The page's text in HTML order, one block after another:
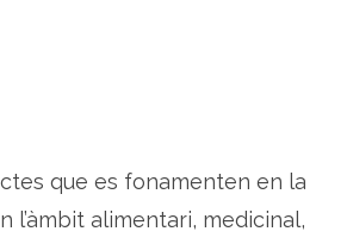
que es fonamenten en la
l’àmbit alimentari, medicinal,